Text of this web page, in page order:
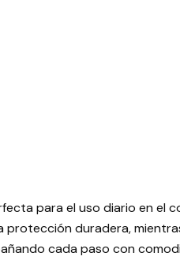
para el uso diario en el
duradera,
cada paso con